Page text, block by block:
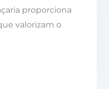
proporciona
valorizam o